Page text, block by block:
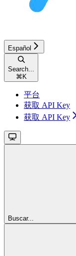
Español
Search...
⌘ K
平台
获取 API Key
获取 API Key
Buscar...